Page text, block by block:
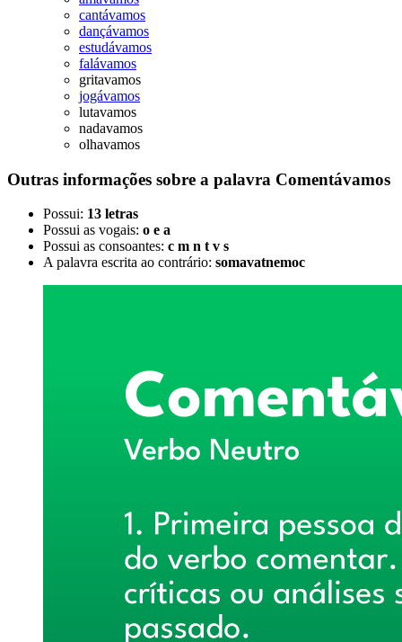
cantávamos
dançávamos
estudávamos
falávamos
gritavamos
jogávamos
lutavamos
nadavamos
olhavamos
Outras informações sobre a palavra Comentávamos
Possui: 13 letras
Possui as vogais: o e a
Possui as consoantes: c m n t v s
A palavra escrita ao contrário: somavatnemoc